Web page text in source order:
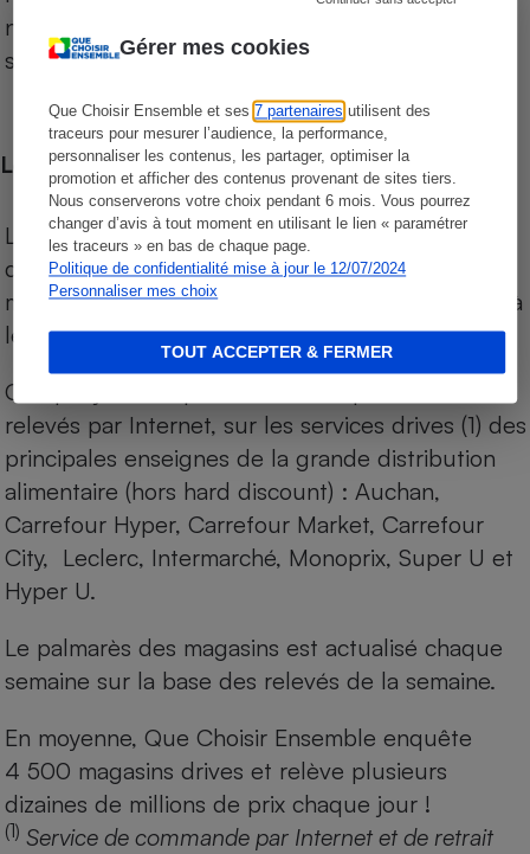
Gérer mes cookies
Que Choisir Ensemble et ses7 partenaires utilisent des
traceurs pour mesurer l’audience, la performance,
personnaliser les contenus, les partager, optimiser la
promotion et afficher des contenus provenant de sites tiers.
Nous conserverons votre choix pendant 6 mois. Vous pourrez
changer d’avis à tout moment en utilisant le lien « paramétrer
les traceurs » en bas de chaque page.
Politique de confidentialité mise à jour le 12/07/2024
Personnaliser mes choix
TOUT ACCEPTER & FERMER
niveau de prix des supermarchés, géolocalisés
sur le territoire français.
Les comparaisons de prix
Les comparaisons sont réalisées sur l’ensemble
des produits des magasins. Les produits de
marques de distributeurs (MDD) sont comparés à
leurs équivalents chez leurs concurrents.
Chaque jour, les prix de tous les produits sont
relevés par Internet, sur les services drives (1) des
principales enseignes de la grande distribution
alimentaire (hors hard discount) : Auchan,
Carrefour Hyper, Carrefour Market, Carrefour
City, Leclerc, Intermarché, Monoprix, Super U et
Hyper U.
Le palmarès des magasins est actualisé chaque
semaine sur la base des relevés de la semaine.
En moyenne, Que Choisir Ensemble enquête
4 500 magasins drives et relève plusieurs
dizaines de millions de prix chaque jour !
(1) Service de commande par Internet et de retrait